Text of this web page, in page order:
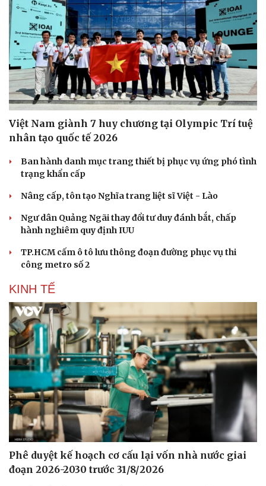
Văn học
Âm nhạc
Di sản
Thời trang
Sao Việt
Việt Nam giành 7 huy chương tại Olympic Trí tuệ
nhân tạo quốc tế 2026
Ban hành danh mục trang thiết bị phục vụ ứng phó tình
trạng khẩn cấp
Nâng cấp, tôn tạo Nghĩa trang liệt sĩ Việt - Lào
Ngư dân Quảng Ngãi thay đổi tư duy đánh bắt, chấp
hành nghiêm quy định IUU
TP.HCM cấm ô tô lưu thông đoạn đường phục vụ thi
công metro số 2
KINH TẾ
Phê duyệt kế hoạch cơ cấu lại vốn nhà nước giai
đoạn 2026-2030 trước 31/8/2026